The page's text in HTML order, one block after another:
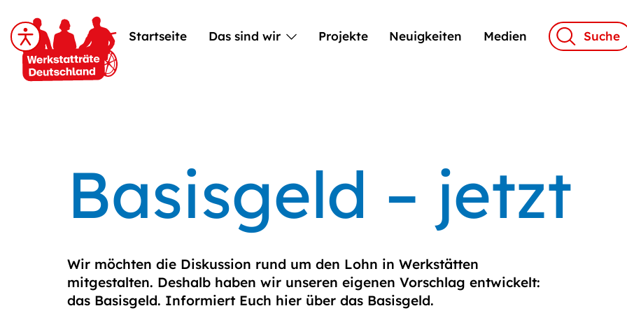
Startseite Das sind wir Projekte Neuigkeiten Medien Suche
Basisgeld – jetzt
Wir möchten die Diskussion rund um den Lohn in Werkstätten
mitgestalten. Deshalb haben wir unseren eigenen Vorschlag entwickelt:
das Basisgeld. Informiert Euch hier über das Basisgeld.